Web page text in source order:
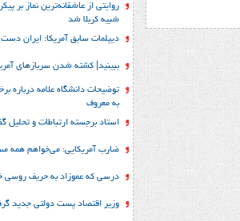
روایتی از عاشقانه‌ترین نماز بر
شبیه کربلا شد
دیپلمات سابق آمریکا: ایران دست
ببینید| کشته شدن سربازهای
توضیحات دانشگاه علامه درباره
به معروف
استاد برجسته ارتباطات و
ضارب آمریکایی: می‌خواهم همه
درسی که عموزاد به حریف روسی
وزیر اقتصاد پست دولتی جدید